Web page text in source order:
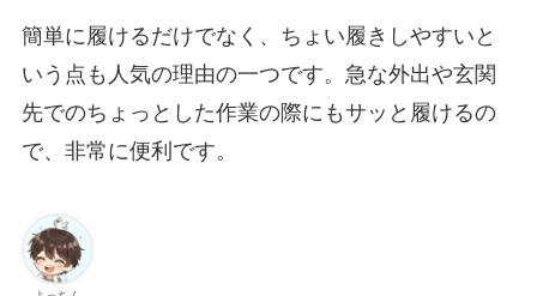
簡単に履けるだけでなく、ちょい履きしやすいと
いう点も人気の理由の一つです。急な外出や玄関
先でのちょっとした作業の際にもサッと履けるの
で、非常に便利です。